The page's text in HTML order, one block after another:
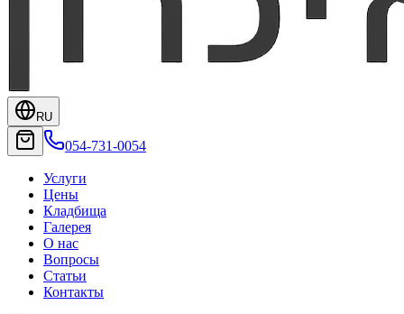
RU
054-731-0054
Услуги
Цены
Кладбища
Галерея
О нас
Вопросы
Статьи
Контакты